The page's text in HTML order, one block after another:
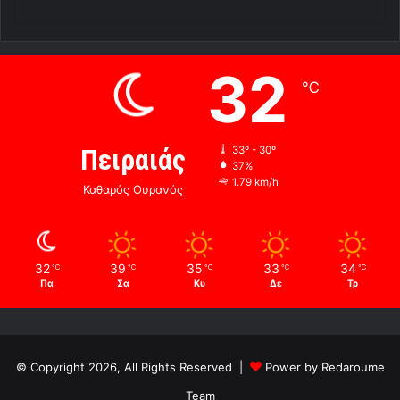
Πειραιάς
Καθαρός Ουρανός
32 ℃
33º - 30º
37%
1.79 km/h
32 ℃
Πα
39 ℃
Σα
35 ℃
Κυ
33 ℃
Δε
34 ℃
Τρ
© Copyright 2026, All Rights Reserved |
Power by Redaroume
Team